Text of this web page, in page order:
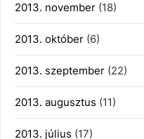
2013. november (18)
2013. október (6)
2013. szeptember (22)
2013. augusztus (11)
2013. július (17)